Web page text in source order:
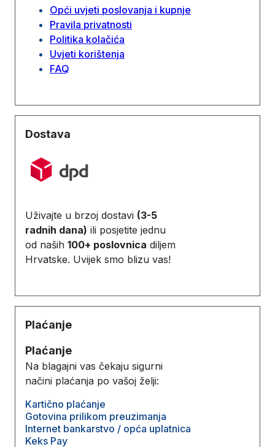
Opći uvjeti poslovanja i kupnje
Pravila privatnosti
Politika kolačića
Uvjeti korištenja
FAQ
Dostava
Uživajte u brzoj dostavi (3-5
radnih dana) ili posjetite jednu
od naših 100+ poslovnica diljem
Hrvatske. Uvijek smo blizu vas!
Plaćanje
Plaćanje
Na blagajni vas čekaju sigurni
načini plaćanja po vašoj želji:
Kartično plaćanje
Gotovina prilikom preuzimanja
Internet bankarstvo / opća uplatnica
Keks Pay